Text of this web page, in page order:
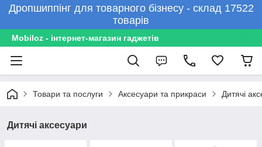
Дропшиппінг для товарного бізнесу - склад 17522
товарів
Mobiloz - інтернет-магазин гаджетів
Товари та послуги Аксесуари та прикраси Дитячі
Дитячі аксесуари